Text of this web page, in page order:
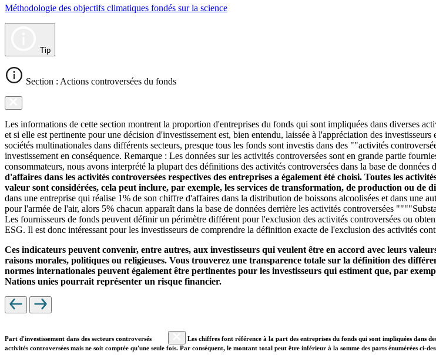
Méthodologie des objectifs climatiques fondés sur la science
Tip
Section : Actions controversées du fonds
Les informations de cette section montrent la proportion d'entreprises du fonds qui sont impliquées dans diverses
et si elle est pertinente pour une décision d'investissement est, bien entendu, laissée à l'appréciation des
sociétés multinationales dans différents secteurs, presque tous les fonds sont investis dans des ""activités
investissement en conséquence. Remarque : Les données sur les activités controversées sont en grande partie
consommateurs, nous avons interprété la plupart des définitions des activités controversées dans la base de données
d'affaires dans les activités controversées respectives des entreprises a également été choisi. Toutes les
valeur sont considérées, cela peut inclure, par exemple, les services de transformation, de production ou de
dans une entreprise qui réalise 1% de son chiffre d'affaires dans la distribution de boissons alcoolisées et dans une
pour l'armée de l'air, alors 5% chacun apparaît dans la base de données derrière les activités controversées
Les fournisseurs de fonds peuvent définir un périmètre différent pour l'exclusion des activités controversées ou
ESG. Il est donc intéressant pour les investisseurs de comprendre la définition exacte de l'exclusion des activités
Ces indicateurs peuvent convenir, entre autres, aux investisseurs qui veulent être en accord avec leurs
raisons morales, politiques ou religieuses. Vous trouverez une transparence totale sur la définition des
normes internationales peuvent également être pertinentes pour les investisseurs qui estiment que, par
Nations unies pourrait représenter un risque financier.
Part d'investissement dans des secteurs controversés
Les chiffres font référence à la part des entreprises du fonds qui sont impliquées dans
activités controversées mais ne soit comptée qu'une seule fois. Par conséquent, le montant total peut être inférieur à la somme des parts énumérées ci-